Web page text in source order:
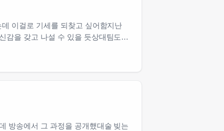
이걸로 기세를 되찾고 싶어함지난
감을 갖고 나설 수 있을 듯상대팀도…
방송에서 그 과정을 공개했대술 빚는